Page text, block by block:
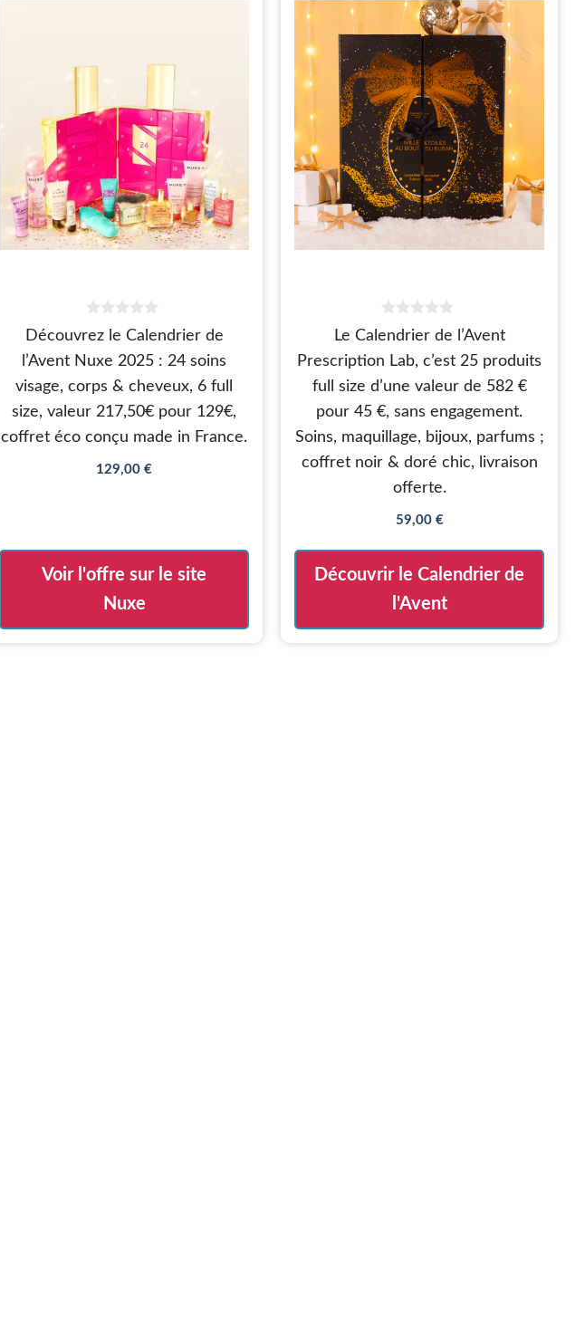
s
u
r
5
Découvrez le Calendrier de
l’Avent Nuxe 2025 : 24 soins
visage, corps & cheveux, 6 full
size, valeur 217,50€ pour 129€,
coffret éco conçu made in France.
129,00 €
Voir l'offre sur le site
Nuxe
s
u
r
5
Le Calendrier de l’Avent
Prescription Lab, c’est 25 produits
full size d’une valeur de 582 €
pour 45 €, sans engagement.
Soins, maquillage, bijoux, parfums ;
coffret noir & doré chic, livraison
offerte.
59,00 €
Découvrir le Calendrier de
l'Avent